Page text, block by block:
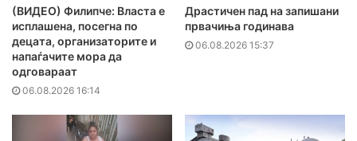
(ВИДЕО) Филипче: Власта е
исплашена, посегна по
децата, организаторите и
напаѓачите мора да
одговараат
06.08.2026 16:14
Драстичен пад на запишани
првачиња годинава
06.08.2026 15:37